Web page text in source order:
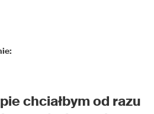
chciałbym od razu